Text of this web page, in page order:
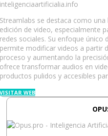
Streamlabs se destaca como
edición de video, especialmente
redes sociales. Su enfoque único
permite modificar videos a partir
proceso y aumentando la
ofrece transformar audios en
productos pulidos y accesibles
VISITAR WEB